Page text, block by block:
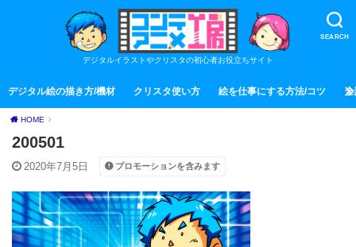
SEARCH
デジタルイラストやクリスタの初心者お役立ちサイト
デジタル絵の描き方/機材 クリスタ使い方 絵を仕事にする方法/コツ 全
HOME
200501
2020年7月5日 プロモーションを含みます